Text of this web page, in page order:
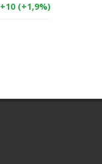
+10 (+1,9%)